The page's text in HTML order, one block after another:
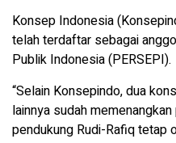
Konsep Indonesia
telah terdaftar sebagai
Publik Indonesia (PERSEPI).
“Selain Konsepindo, dua
lainnya sudah
pendukung Rudi-Rafiq tetap